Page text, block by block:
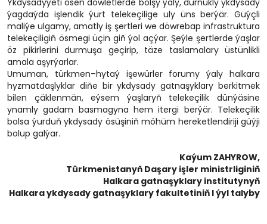
ýagdaýda işlendik ýurt telekeçilige uly üns berýär. Güýçli
maliýe ulgamy, amatly iş şertleri we döwrebap infrastruktura
telekeçiligiň ösmegi üçin giň ýol açýar. Şeýle şertlerde ýaşlar
öz pikirlerini durmuşa geçirip, täze taslamalary üstünlikli
amala aşyrýarlar.
Umuman, türkmen–hytaý işewürler forumy ýaly halkara
hyzmatdaşlyklar diňe bir ykdysady gatnaşyklary berkitmek
bilen çäklenmän, eýsem ýaşlaryň telekeçilik dünýäsine
ynamly gadam basmagyna hem itergi berýär. Telekeçilik
bolsa ýurduň ykdysady ösüşiniň möhüm hereketlendiriji güýji
bolup galýar.
Kaýum ZAHYROW,
Türkmenistanyň Daşary işler ministrliginiň
Halkara gatnaşyklary institutynyň
Halkara ykdysady gatnaşyklary fakultetiniň I ýyl talyby